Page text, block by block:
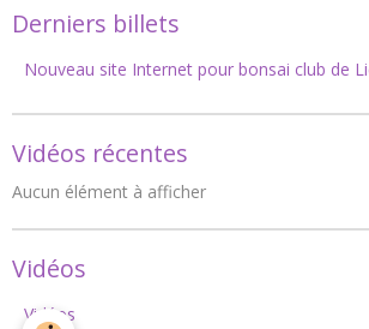
Derniers billets
Nouveau site Internet pour bonsai club de
Vidéos récentes
Aucun élément à afficher
Vidéos
Vidéos